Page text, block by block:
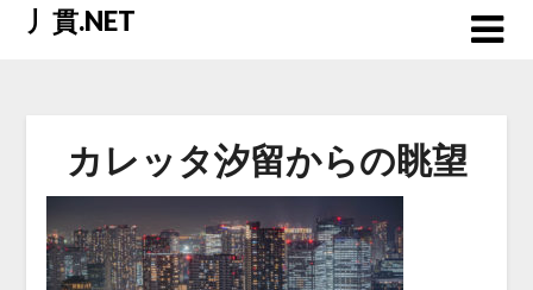
Skip丿貫.NET
カレッタ汐留からの眺望